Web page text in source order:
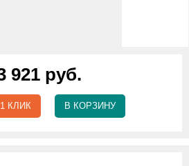
921 руб.
КЛИК В КОРЗИНУ